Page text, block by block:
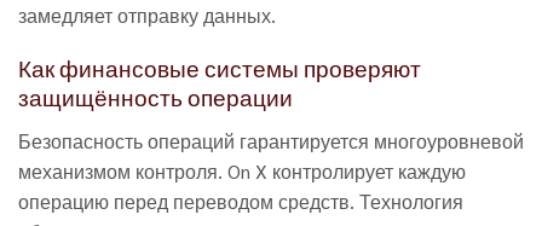
замедляет отправку данных.
Как финансовые системы проверяют
защищённость операции
Безопасность операций гарантируется многоуровневой
механизмом контроля. On X контролирует каждую
операцию перед переводом средств. Технология